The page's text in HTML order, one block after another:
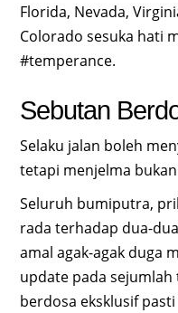
Florida, Nevada,
Colorado sesuka hati
#temperance.
Sebutan
Selaku jalan boleh
tetapi menjelma
Seluruh bumiputra,
rada terhadap dua-
amal agak-agak duga
update pada
berdosa eksklusif